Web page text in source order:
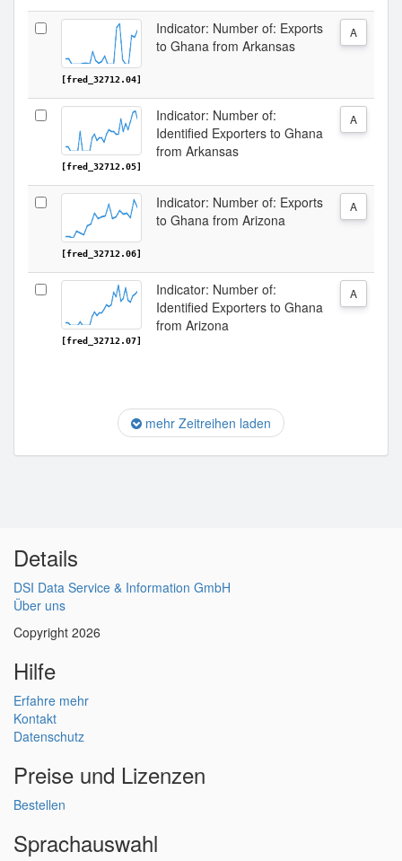
[fred_32712.04]
Indicator: Number of: Exports
to Ghana from Arkansas
A
[fred_32712.05]
Indicator: Number of:
Identified Exporters to Ghana
from Arkansas
A
[fred_32712.06]
Indicator: Number of: Exports
to Ghana from Arizona
A
[fred_32712.07]
Indicator: Number of:
Identified Exporters to Ghana
from Arizona
A
mehr Zeitreihen laden
Details
DSI Data Service & Information GmbH
Über uns
Copyright 2026
Hilfe
Erfahre mehr
Kontakt
Datenschutz
Preise und Lizenzen
Bestellen
Sprachauswahl